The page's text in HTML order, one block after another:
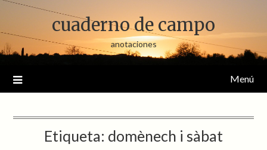
Saltar
contenido
cuaderno de campo
anotaciones
Menú
Etiqueta: domènech i sàbat